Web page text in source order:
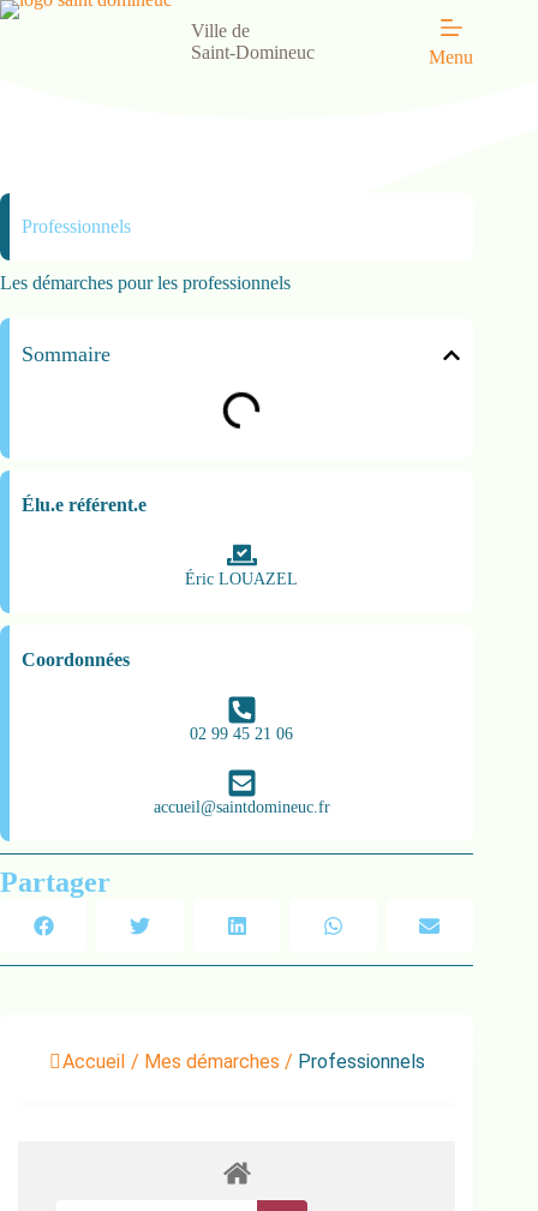
Ville de
Saint-Domineuc
Menu
Professionnels
Les démarches pour les professionnels
Sommaire
Élu.e référent.e
Éric LOUAZEL
Coordonnées
02 99 45 21 06
accueil@saintdomineuc.fr
Partager
Accueil / Mes démarches / Professionnels